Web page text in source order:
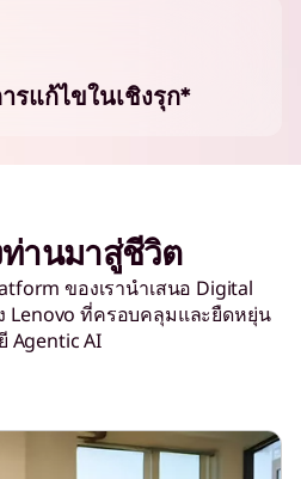
รแก้ไขในเชิงรุก*
านมาสู่ชีวิต
ของเรานำเสนอ Digital
Lenovo ที่ครอบคลุมและยืดหยุ่น
Agentic AI